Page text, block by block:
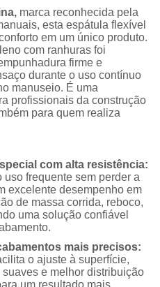
marca reconhecida pela
esta espátula flexível
em um único produto.
com ranhuras foi
firme e
durante o uso contínuo
manuseio. É uma
profissionais da construção
para quem realiza
com alta resistência:
frequente sem perder a
excelente desempenho em
de massa corrida, reboco,
uma solução confiável
mais precisos:
o ajuste à superfície,
e melhor distribuição
um resultado mais